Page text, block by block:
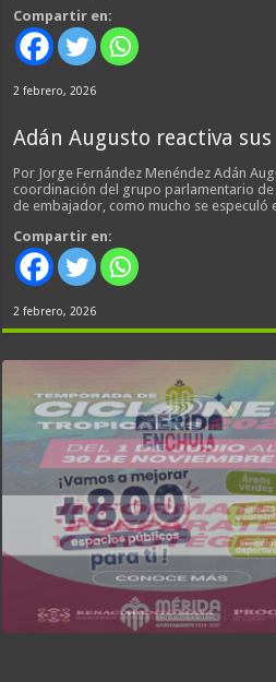
Compartir en:
2 febrero, 2026
Adán Augusto reactiva sus
Por Jorge Fernández Menéndez Adán
coordinación del grupo parlamentario de
de embajador, como mucho se especuló
Compartir en:
2 febrero, 2026